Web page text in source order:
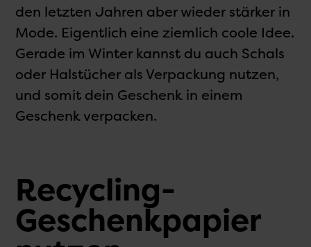
den letzten Jahren aber wieder stärker in
Mode. Eigentlich eine ziemlich coole Idee.
Gerade im Winter kannst du auch Schals
oder Halstücher als Verpackung nutzen,
und somit dein Geschenk in einem
Geschenk verpacken.
Recycling-
Geschenk­papier